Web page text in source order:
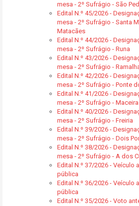
mesa - 2º Sufrágio - São
Edital N.º 45/2026 -
mesa - 2º Sufrágio - Santa
Matacães
Edital N.º 44/2026 -
mesa - 2º Sufrágio - Runa
Edital N.º 43/2026 -
mesa - 2º Sufrágio -
Edital N.º 42/2026 -
mesa - 2º Sufrágio - Ponte
Edital N.º 41/2026 -
mesa - 2º Sufrágio - Maceira
Edital N.º 40/2026 -
mesa - 2º Sufrágio - Freiria
Edital N.º 39/2026 -
mesa - 2º Sufrágio - Dois
Edital N.º 38/2026 -
mesa - 2º Sufrágio - A dos
Edital N.º 37/2026 - Veículo
pública
Edital N.º 36/2026 - Veículo
pública
Edital N.º 35/2026 - Voto